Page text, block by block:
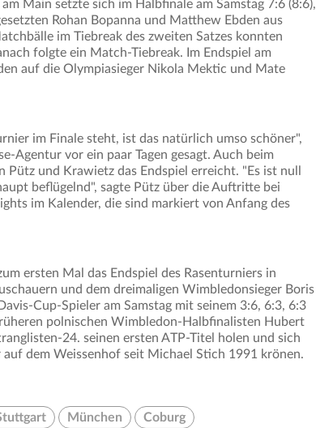
Main setzte sich im Halbfinale am Samstag 7:6 (8:6),
Rohan Bopanna und Matthew Ebden aus
im Tiebreak des zweiten Satzes konnten
folgte ein Match-Tiebreak. Im Endspiel am
auf die Olympiasieger Nikola Mektic und Mate
im Finale steht, ist das natürlich umso schöner",
Agentur vor ein paar Tagen gesagt. Auch beim
und Krawietz das Endspiel erreicht. "Es ist null
beflügelnd", sagte Pütz über die Auftritte bei
im Kalender, die sind markiert von Anfang des
ersten Mal das Endspiel des Rasenturniers in
und dem dreimaligen Wimbledonsieger Boris
Cup-Spieler am Samstag mit seinem 3:6, 6:3, 6:3
polnischen Wimbledon-Halbfinalisten Hubert
24. seinen ersten ATP-Titel holen und sich
dem Weissenhof seit Michael Stich 1991 krönen.
München Coburg